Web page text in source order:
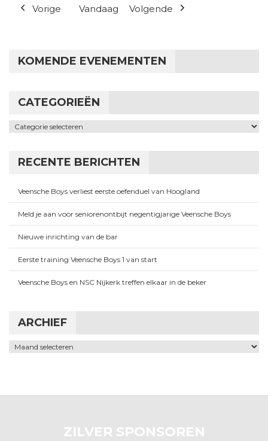
Vorige Vandaag Volgende
KOMENDE EVENEMENTEN
CATEGORIEËN
Categorieën
RECENTE BERICHTEN
Veensche Boys verliest eerste oefenduel van Hoogland
Meld je aan voor seniorenontbijt negentigjarige Veensche Boys
Nieuwe inrichting van de bar
Eerste training Veensche Boys 1 van start
Veensche Boys en NSC Nijkerk treffen elkaar in de beker
ARCHIEF
Archief
ZILVER SPONSOREN